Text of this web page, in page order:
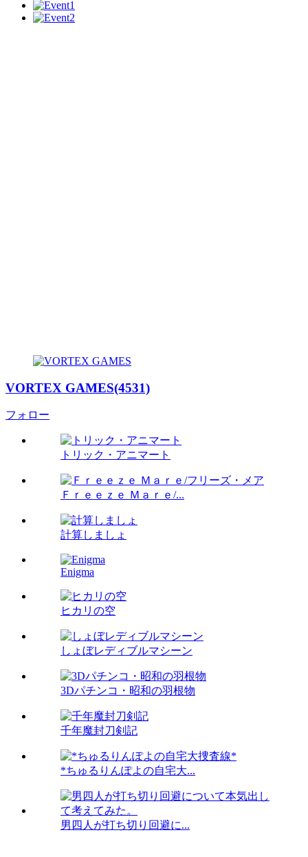
VORTEX GAMES(4531)
フォロー
トリック・アニマート
Ｆｒｅｅｚｅ Ｍａｒｅ/...
計算しましょ
Enigma
ヒカリの空
しょぼレディブルマシーン
3Dパチンコ・昭和の羽根物
千年魔封刀剣記
*ちゅるりんぽよの自宅大...
男四人が打ち切り回避に...